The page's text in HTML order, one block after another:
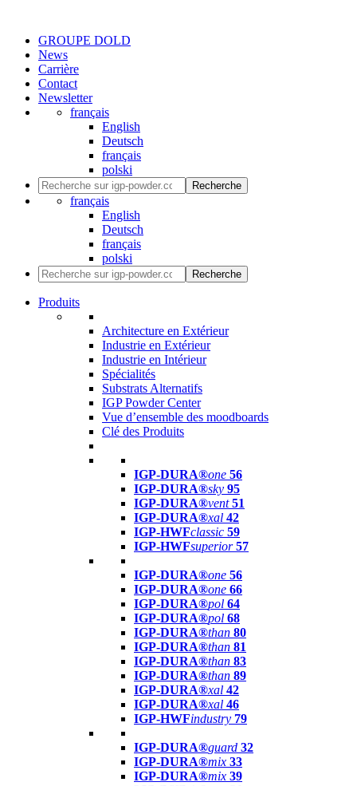
GROUPE DOLD
News
Carrière
Contact
Newsletter
français
English
Deutsch
français
polski
Recherche
français
English
Deutsch
français
polski
Recherche
Produits
Architecture en Extérieur
Industrie en Extérieur
Industrie en Intérieur
Spécialités
Substrats Alternatifs
IGP Powder Center
Vue d’ensemble des moodboards
Clé des Produits
IGP-DURA®one 56
IGP-DURA®sky 95
IGP-DURA®vent 51
IGP-DURA®xal 42
IGP-HWFclassic 59
IGP-HWFsuperior 57
IGP-DURA®one 56
IGP-DURA®one 66
IGP-DURA®pol 64
IGP-DURA®pol 68
IGP-DURA®than 80
IGP-DURA®than 81
IGP-DURA®than 83
IGP-DURA®than 89
IGP-DURA®xal 42
IGP-DURA®xal 46
IGP-HWFindustry 79
IGP-DURA®guard 32
IGP-DURA®mix 33
IGP-DURA®mix 39